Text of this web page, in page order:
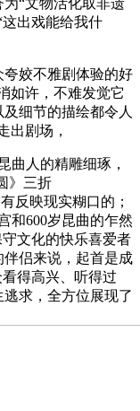
出戏能给我什
姣不雅剧体验的好
如许，不难发觉它
细节的描绘都令人
出剧场，
人的精雕细琢，
》三折
反映现实糊口的；
和600岁昆曲的乍然
文化的快乐喜爱者
侣来说，起首是成
得高兴、听得过
求，全方位展现了